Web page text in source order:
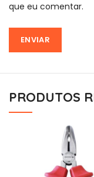
que eu comentar.
PRODUTOS